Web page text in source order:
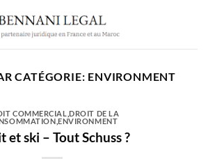
CATÉGORIE: ENVIRONMENT
COMMERCIAL ,DROIT DE LA
,ENVIRONMENT
et ski – Tout Schuss ?